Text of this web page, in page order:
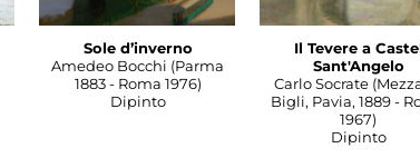
Sole d’inverno
Amedeo Bocchi (Parma
1883 - Roma 1976)
Dipinto
Il Tevere a
Sant'Angelo
Carlo Socrate
Bigli, Pavia, 1889 -
1967)
Dipinto